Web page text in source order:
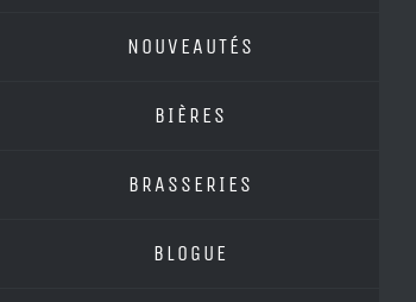
NOUVEAUTÉS
BIÈRES
BRASSERIES
BLOGUE